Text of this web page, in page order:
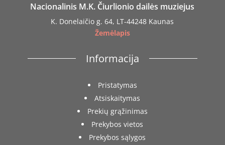
Nacionalinis M.K. Čiurlionio dailės muziejus
K. Donelaičio g. 64, LT-44248 Kaunas
Žemėlapis
Informacija
Pristatymas
Atsiskaitymas
Prekių grąžinimas
Prekybos vietos
Prekybos sąlygos